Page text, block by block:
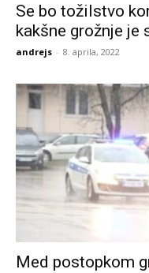
Se bo tožilstvo
kakšne grožnje je
andrejs - 8. aprila, 2022
Med postopkom